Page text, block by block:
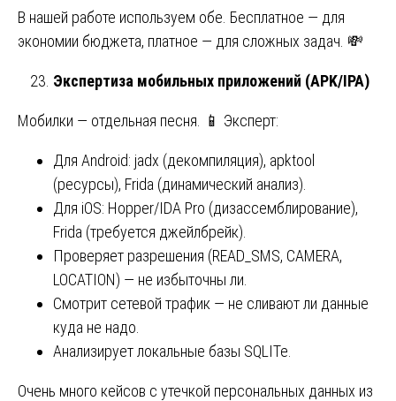
В нашей работе используем обе. Бесплатное — для
экономии бюджета, платное — для сложных задач. 💸
Экспертиза мобильных приложений (APK/IPA)
Мобилки — отдельная песня. 📱 Эксперт:
Для Android: jadx (декомпиляция), apktool
(ресурсы), Frida (динамический анализ).
Для iOS: Hopper/IDA Pro (дизассемблирование),
Frida (требуется джейлбрейк).
Проверяет разрешения (READ_SMS, CAMERA,
LOCATION) — не избыточны ли.
Смотрит сетевой трафик — не сливают ли данные
куда не надо.
Анализирует локальные базы SQLITe.
Очень много кейсов с утечкой персональных данных из